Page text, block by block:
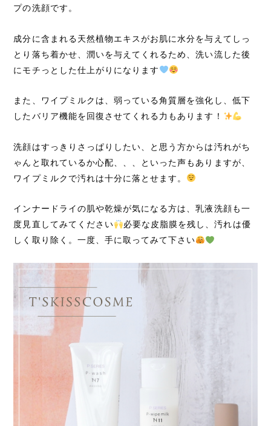
プの洗顔です。
成分に含まれる天然植物エキスがお肌に水分を与えてしっ
とり落ち着かせ、潤いを与えてくれるため、洗い流した後
にモチっとした仕上がりになります
また、ワイプミルクは、弱っている角質層を強化し、低下
したバリア機能を回復させてくれる力もあります！
洗顔はすっきりさっぱりしたい、と思う方からは汚れがち
ゃんと取れているか心配、、、といった声もありますが、
ワイプミルクで汚れは十分に落とせます。
インナードライの肌や乾燥が気になる方は、乳液洗顔も一
度見直してみてください
必要な皮脂膜を残し、汚れは優
しく取り除く。一度、手に取ってみて下さい